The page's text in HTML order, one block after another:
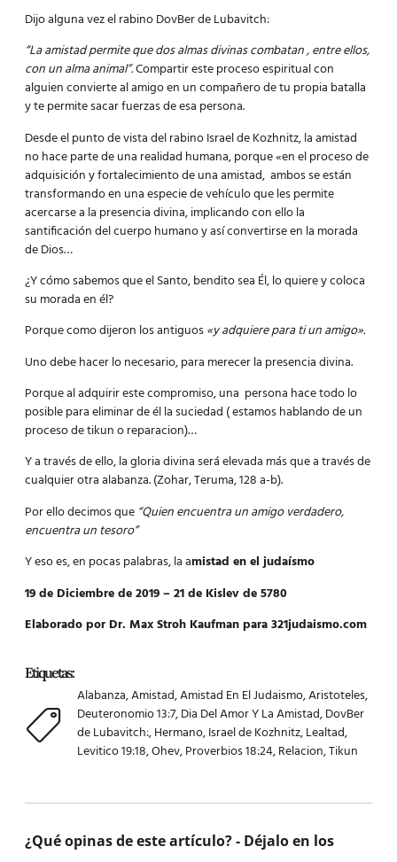
Dijo alguna vez el rabino DovBer de Lubavitch:
“La amistad permite que dos almas divinas combatan , entre ellos,
con un alma animal”.Compartir este proceso espiritual con
alguien convierte al amigo en un compañero de tu propia batalla
y te permite sacar fuerzas de esa persona.
Desde el punto de vista del rabino Israel de Kozhnitz, la amistad
no hace parte de una realidad humana, porque «en el proceso de
adquisición y fortalecimiento de una amistad, ambos se están
transformando en una especie de vehículo que les permite
acercarse a la presencia divina, implicando con ello la
santificación del cuerpo humano y así convertirse en la morada
de Dios…
¿Y cómo sabemos que el Santo, bendito sea Él, lo quiere y coloca
su morada en él?
Porque como dijeron los antiguos«y adquiere para ti un amigo».
Uno debe hacer lo necesario, para merecer la presencia divina.
Porque al adquirir este compromiso, una persona hace todo lo
posible para eliminar de él la suciedad ( estamos hablando de un
proceso de tikun o reparacion)…
Y a través de ello, la gloria divina será elevada más que a través de
cualquier otra alabanza. (Zohar, Teruma, 128 a-b).
Por ello decimos que “Quien encuentra un amigo verdadero,
encuentra un tesoro”
Y eso es, en pocas palabras, la amistad en el judaísmo
19 de Diciembre de 2019 – 21 de Kislev de 5780
Elaborado por Dr. Max Stroh Kaufman para 321judaismo.com
Etiquetas:
Alabanza,Amistad,Amistad En El Judaismo,Aristoteles,
Deuteronomio 13:7,Dia Del Amor Y La Amistad,DovBer
de Lubavitch:,Hermano,Israel de Kozhnitz,Lealtad,
Levitico 19:18,Ohev,Proverbios 18:24,Relacion,Tikun
¿Qué opinas de este artículo? - Déjalo en los